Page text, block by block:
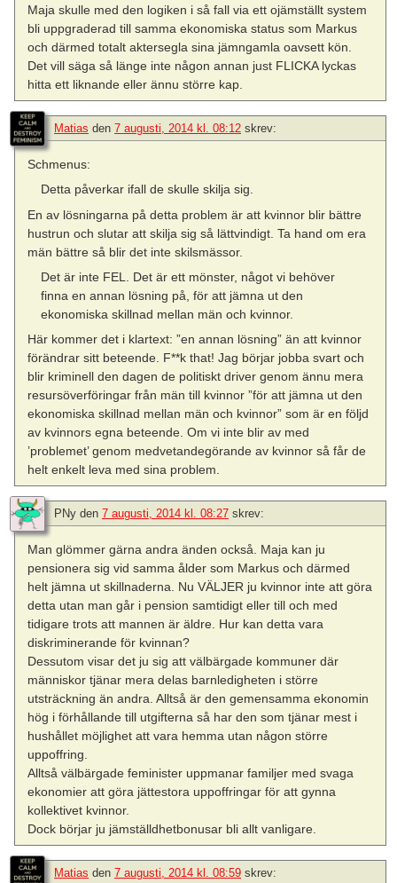
Maja skulle med den logiken i så fall via ett ojämställt system
bli uppgraderad till samma ekonomiska status som Markus
och därmed totalt aktersegla sina jämngamla oavsett kön.
Det vill säga så länge inte någon annan just FLICKA lyckas
hitta ett liknande eller ännu större kap.
Matias den 7 augusti, 2014 kl. 08:12 skrev:
Schmenus:
Detta påverkar ifall de skulle skilja sig.
En av lösningarna på detta problem är att kvinnor blir bättre
hustrun och slutar att skilja sig så lättvindigt. Ta hand om era
män bättre så blir det inte skilsmässor.
Det är inte FEL. Det är ett mönster, något vi behöver
finna en annan lösning på, för att jämna ut den
ekonomiska skillnad mellan män och kvinnor.
Här kommer det i klartext: ”en annan lösning” än att kvinnor
förändrar sitt beteende. F**k that! Jag börjar jobba svart och
blir kriminell den dagen de politiskt driver genom ännu mera
resursöverföringar från män till kvinnor ”för att jämna ut den
ekonomiska skillnad mellan män och kvinnor” som är en följd
av kvinnors egna beteende. Om vi inte blir av med
’problemet’ genom medvetandegörande av kvinnor så får de
helt enkelt leva med sina problem.
PNy den 7 augusti, 2014 kl. 08:27 skrev:
Man glömmer gärna andra änden också. Maja kan ju
pensionera sig vid samma ålder som Markus och därmed
helt jämna ut skillnaderna. Nu VÄLJER ju kvinnor inte att göra
detta utan man går i pension samtidigt eller till och med
tidigare trots att mannen är äldre. Hur kan detta vara
diskriminerande för kvinnan?
Dessutom visar det ju sig att välbärgade kommuner där
människor tjänar mera delas barnledigheten i större
utsträckning än andra. Alltså är den gemensamma ekonomin
hög i förhållande till utgifterna så har den som tjänar mest i
hushållet möjlighet att vara hemma utan någon större
uppoffring.
Alltså välbärgade feminister uppmanar familjer med svaga
ekonomier att göra jättestora uppoffringar för att gynna
kollektivet kvinnor.
Dock börjar ju jämställdhetbonusar bli allt vanligare.
Matias den 7 augusti, 2014 kl. 08:59 skrev: